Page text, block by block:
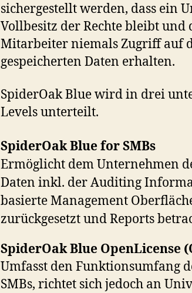
sichergestellt werden, dass ein
Vollbesitz der Rechte bleibt und
Mitarbeiter niemals Zugriff auf
gespeicherten Daten erhalten.
SpiderOak Blue wird in drei
Levels unterteilt.
SpiderOak Blue for SMBs
Ermöglicht dem Unternehmen
Daten inkl. der Auditing
basierte Management
zurückgesetzt und Reports
SpiderOak Blue OpenLicense
Umfasst den Funktionsumfang
SMBs, richtet sich jedoch an